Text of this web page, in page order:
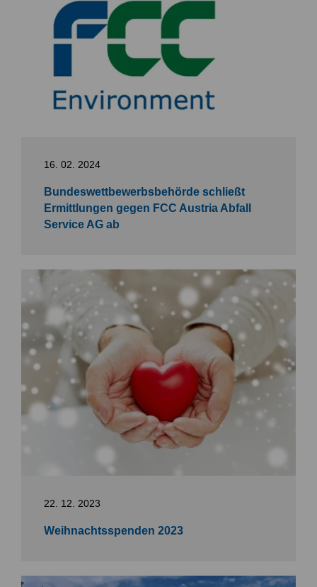
16. 02. 2024
Bundeswettbewerbsbehörde schließt
Ermittlungen gegen FCC Austria Abfall
Service AG ab
22. 12. 2023
Weihnachtsspenden 2023